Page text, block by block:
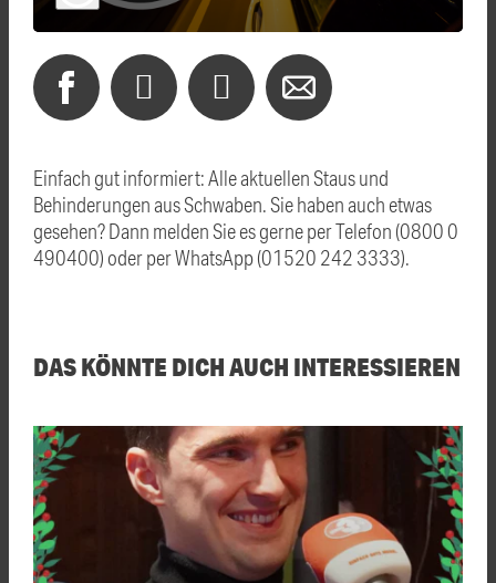
Einfach gut informiert: Alle aktuellen Staus und
Behinderungen aus Schwaben. Sie haben auch etwas
gesehen? Dann melden Sie es gerne per Telefon (0800 0
490400) oder per WhatsApp (01520 242 3333).
DAS KÖNNTE DICH AUCH INTERESSIEREN